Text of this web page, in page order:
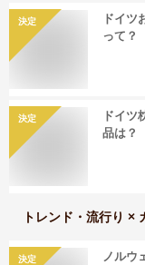
決定
ドイツ
って？
決定
ドイツ
品は？
トレンド・流行り ×
決定
ノルウ